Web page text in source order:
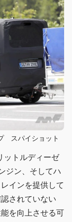
スパイショット
ットルディーゼ
ジン、そしてハ
インを提供して
されていない
を向上させる可